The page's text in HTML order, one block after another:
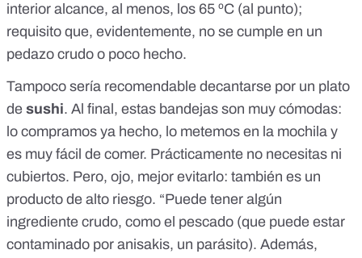
interior alcance, al menos, los 65 ºC (al punto);
requisito que, evidentemente, no se cumple en un
pedazo crudo o poco hecho.
Tampoco sería recomendable decantarse por un plato
de sushi. Al final, estas bandejas son muy cómodas:
lo compramos ya hecho, lo metemos en la mochila y
es muy fácil de comer. Prácticamente no necesitas ni
cubiertos. Pero, ojo, mejor evitarlo: también es un
producto de alto riesgo. “Puede tener algún
ingrediente crudo, como el pescado (que puede estar
contaminado por anisakis, un parásito). Además,